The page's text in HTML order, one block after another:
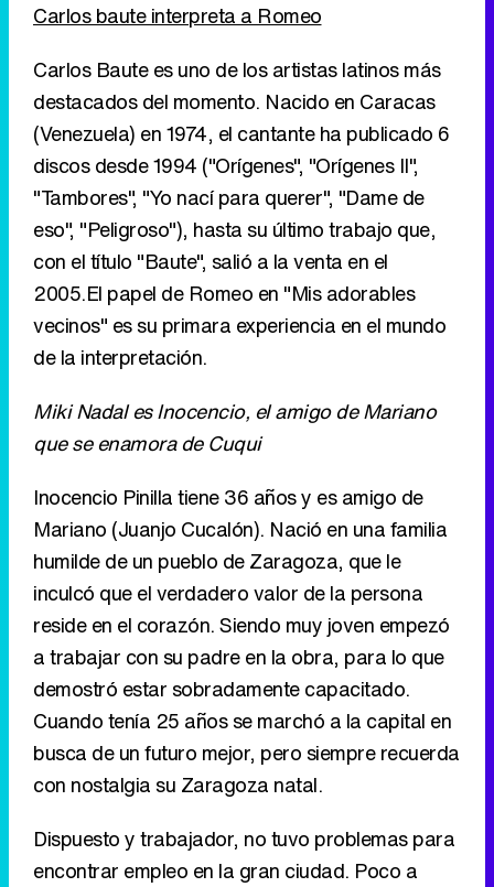
Carlos baute interpreta a Romeo
Carlos Baute es uno de los artistas latinos más
destacados del momento. Nacido en Caracas
(Venezuela) en 1974, el cantante ha publicado 6
discos desde 1994 ("Orígenes", "Orígenes II",
"Tambores", "Yo nací para querer", "Dame de
eso", "Peligroso"), hasta su último trabajo que,
con el título "Baute", salió a la venta en el
2005.El papel de Romeo en "Mis adorables
vecinos" es su primara experiencia en el mundo
de la interpretación.
Miki Nadal es Inocencio, el amigo de Mariano
que se enamora de Cuqui
Inocencio Pinilla tiene 36 años y es amigo de
Mariano (Juanjo Cucalón). Nació en una familia
humilde de un pueblo de Zaragoza, que le
inculcó que el verdadero valor de la persona
reside en el corazón. Siendo muy joven empezó
a trabajar con su padre en la obra, para lo que
demostró estar sobradamente capacitado.
Cuando tenía 25 años se marchó a la capital en
busca de un futuro mejor, pero siempre recuerda
con nostalgia su Zaragoza natal.
Dispuesto y trabajador, no tuvo problemas para
encontrar empleo en la gran ciudad. Poco a